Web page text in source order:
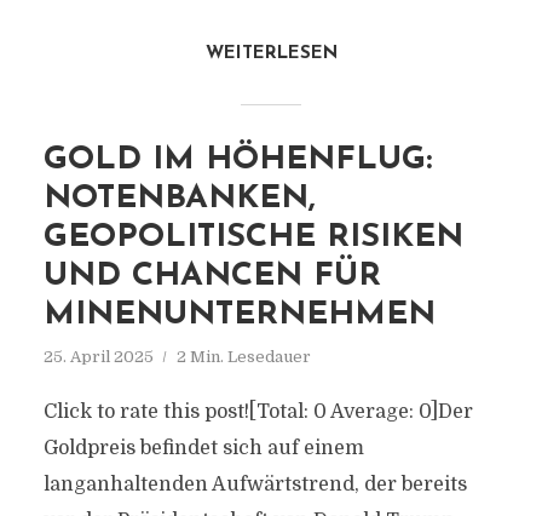
WEITERLESEN
GOLD IM HÖHENFLUG:
NOTENBANKEN,
GEOPOLITISCHE RISIKEN
UND CHANCEN FÜR
MINENUNTERNEHMEN
25. April 2025 2 Min. Lesedauer
Click to rate this post![Total: 0 Average: 0]Der
Goldpreis befindet sich auf einem
langanhaltenden Aufwärtstrend, der bereits